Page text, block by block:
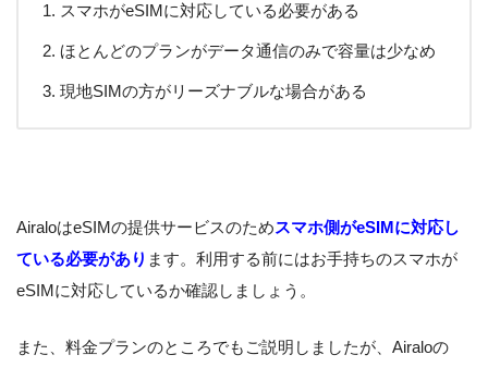
スマホがeSIMに対応している必要がある
ほとんどのプランがデータ通信のみで容量は少なめ
現地SIMの方がリーズナブルな場合がある
AiraloはeSIMの提供サービスのためスマホ側がeSIMに対応し
ている必要があり ます。利用する前にはお手持ちのスマホが
eSIMに対応しているか確認しましょう。
また、料金プランのところでもご説明しましたが、Airaloの